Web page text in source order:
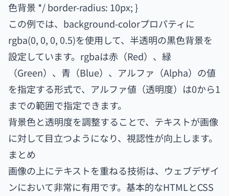
色背景 */ border-radius: 10px; }
この例では、background-colorプロパティに
rgba(0, 0, 0, 0.5)を使用して、半透明の黒色背景を
設定しています。rgbaは赤（Red）、緑
（Green）、青（Blue）、アルファ（Alpha）の値
を指定する形式で、アルファ値（透明度）は0から1
までの範囲で指定できます。
背景色と透明度を調整することで、テキストが画像
に対して目立つようになり、視認性が向上します。
まとめ
画像の上にテキストを重ねる技術は、ウェブデザイ
ンにおいて非常に有用です。基本的なHTMLとCSS